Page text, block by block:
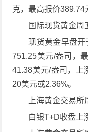
克，最高报价389.74
国际现货黄金周
现货黄金早盘
751.25美元/盎司，
41.38美元/盎司，上
20美元或2.36%。
上海黄金交易所
白银T+D收盘上